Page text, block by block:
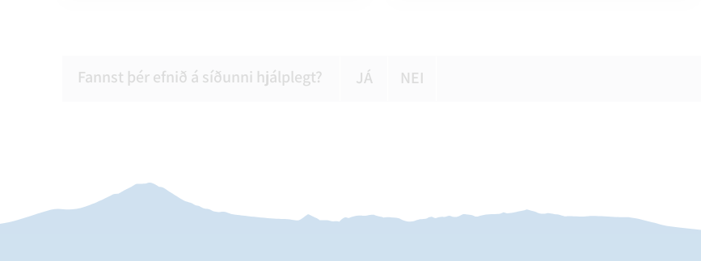
Fannst þér efnið á síðunni hjálplegt? JÁ NEI